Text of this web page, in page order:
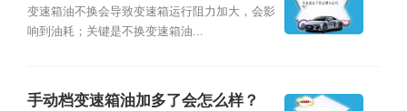
变速箱油不换会导致变速箱运行阻力加大，会影
响到油耗；关键是不换变速箱油...
手动档变速箱油加多了会怎么样？